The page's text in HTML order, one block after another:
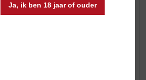
Ja, ik ben 18 jaar of ouder
10 - 12 °C